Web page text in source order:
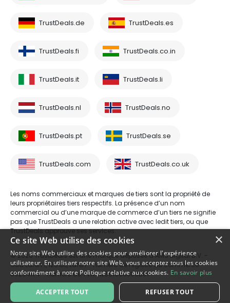
TrustDeals.de TrustDeals.es
TrustDeals.fi TrustDeals.co.in
TrustDeals.it TrustDeals.li
TrustDeals.nl TrustDeals.no
TrustDeals.pt TrustDeals.se
TrustDeals.com TrustDeals.co.uk
Les noms commerciaux et marques de tiers sont la propriété de
leurs propriétaires tiers respectifs. La présence d’un nom
commercial ou d’une marque de commerce d’un tiers ne signifie
pas que TrustDeals a une relation active avec ledit tiers, ou que
TrustDeals approuve ses services.
© 2026 TrustDeals est une marque déposée d’AMS Digital B.V. -
Oud Laren 1, 1251BL, Laren - numéro de registre du commerce
80264174 - numéro de TVA: NL861609360B01
×
Ce site Web utilise des cookies
Notre site Web utilise des cookies pour améliorer l'expérience
utilisateur. En utilisant notre site Web, vous acceptez tous les cookies
conformément à notre Politique relative aux cookies. En savoir plus
ACCEPTER TOUT REFUSER TOUT